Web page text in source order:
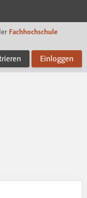
Fachhochschule
Einloggen